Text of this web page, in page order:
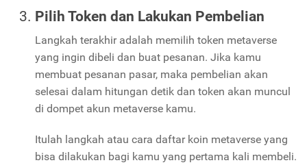
Pilih Token dan Lakukan Pembelian
Langkah terakhir adalah memilih token metaverse
yang ingin dibeli dan buat pesanan. Jika kamu
membuat pesanan pasar, maka pembelian akan
selesai dalam hitungan detik dan token akan muncul
di dompet akun metaverse kamu.
Itulah langkah atau cara daftar koin metaverse yang
bisa dilakukan bagi kamu yang pertama kali membeli.